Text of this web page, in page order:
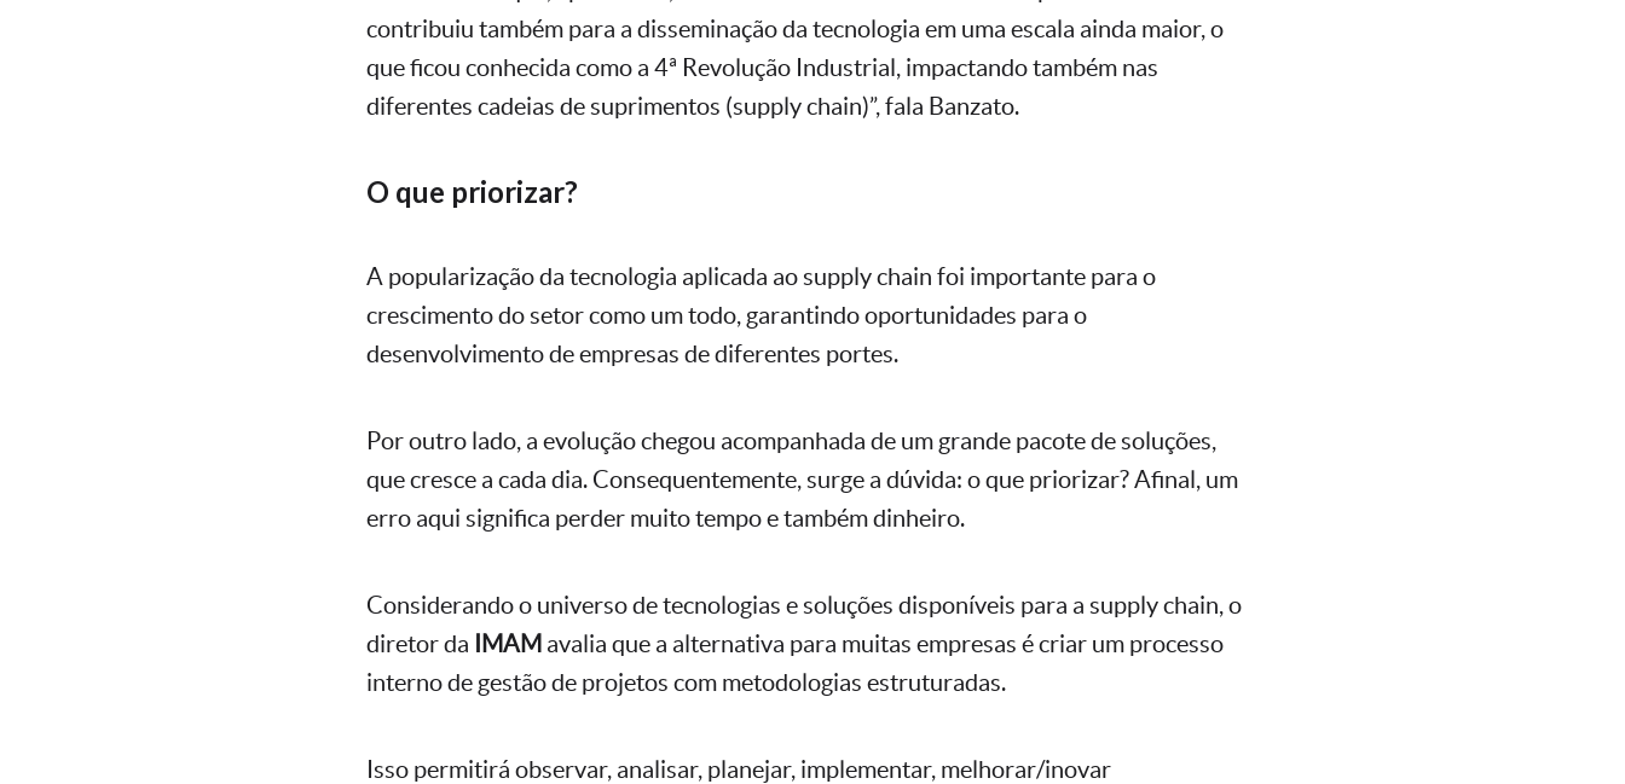
contribuiu também para a disseminação da tecnologia em uma escala ainda maior, o
que ficou conhecida como a 4ª Revolução Industrial, impactando também nas
diferentes cadeias de suprimentos (supply chain)”, fala Banzato.
O que priorizar?
A popularização da tecnologia aplicada ao supply chain foi importante para o
crescimento do setor como um todo, garantindo oportunidades para o
desenvolvimento de empresas de diferentes portes.
Por outro lado, a evolução chegou acompanhada de um grande pacote de soluções,
que cresce a cada dia. Consequentemente, surge a dúvida: o que priorizar? Afinal, um
erro aqui significa perder muito tempo e também dinheiro.
Considerando o universo de tecnologias e soluções disponíveis para a supply chain, o
diretor da
IMAM avalia que a alternativa para muitas empresas é criar um processo
interno de gestão de projetos com metodologias estruturadas.
Isso permitirá observar, analisar, planejar, implementar, melhorar/inovar